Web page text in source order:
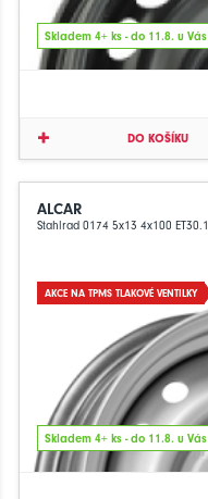
Skladem 4+ ks - do 11.8. u Vás
DO KOŠÍKU
ALCAR
Stahlrad 0174 5x13 4x100 ET30.1
AKCE NA TPMS TLAKOVÉ VENTILKY
Skladem 4+ ks - do 11.8. u Vás